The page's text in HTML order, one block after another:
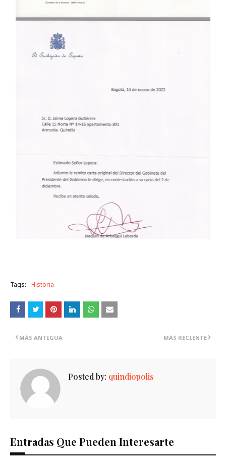
Tags: Historia
MÁS RECIENTE
MÁS ANTIGUA
Posted by: quindiopolis
Entradas Que Pueden Interesarte